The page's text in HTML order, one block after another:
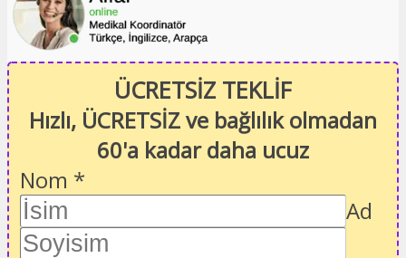
ÜCRETSİZ TEKLİF
Hızlı, ÜCRETSİZ ve bağlılık olmadan
60'a kadar daha ucuz
Nom *
Ad